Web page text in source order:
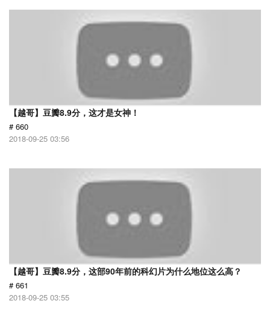
【越哥】豆瓣8.9分，这才是女神！
# 660
2018-09-25 03:56
【越哥】豆瓣8.9分，这部90年前的科幻片为什么地位这么高？
# 661
2018-09-25 03:55